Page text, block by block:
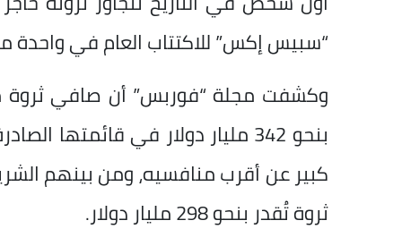
“سبيس إكس” للاكتتاب العام في واحدة
كبير عن أقرب منافسيه، ومن بينهم
ثروة تُقدر بنحو 298 مليار دولار.